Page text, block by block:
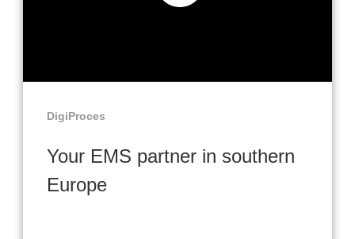
DigiProces
Your EMS partner in southern
Europe